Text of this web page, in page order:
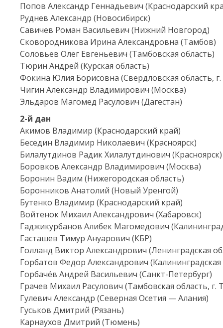
Попов Александр Геннадьевич (Краснодарский
Руднев Александр (Новосибирск)
Савичев Роман Васильевич (Нижний Новгород)
Сковородникова Ирина Александровна (Тамбов)
Соловьев Олег Евгеньевич (Тамбовская область)
Тюрин Андрей (Курская область)
Фокина Юлия Борисовна (Свердловская область, г.
Чигин Александр Владимирович (Москва)
Эльдаров Магомед Расулович (Дагестан)
2-й дан
Акимов Владимир (Краснодарский край)
Беседин Владимир Николаевич (Красноярск)
Билалутдинов Радик Хилалутдинович (Красноярск)
Боровков Александр Владимирович (Москва)
Боронин Вадим (Нижегородская область)
Боронников Анатолий (Новый Уренгой)
Бутенко Владимир (Краснодарский край)
Войтенок Михаил Александрович (Хабаровск)
Гаджикурбанов Алибек Магомедович
Гасташев Тимур Ануарович (КБР)
Голланд Виктор Александрович (Ленинградская
Горбатов Федор Александрович (Калининградская
Горбачёв Андрей Васильевич (Санкт-Петербург)
Грачев Михаил Расулович (Тамбовская область, г.
Гулевич Александр (Северная Осетия — Алания)
Гуськов Дмитрий (Рязань)
Карнаухов Дмитрий (Тюмень)